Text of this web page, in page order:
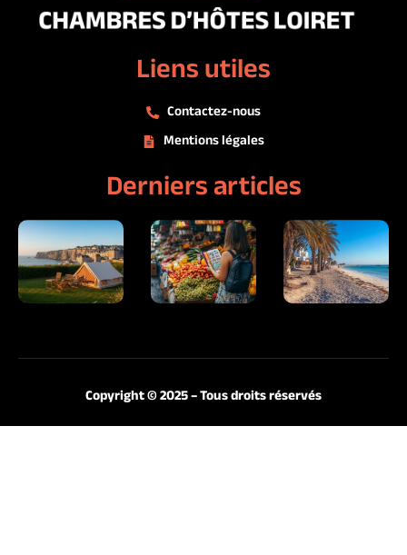
Liens utiles
Contactez-nous
Mentions légales
Derniers articles
Copyright © 2025 – Tous droits réservés